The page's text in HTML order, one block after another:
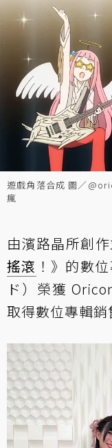
遊戲角落合成 圖／
瘋
由濱路晶所創
搖滾 ！》的數
ド）榮獲
取得數位專輯銷